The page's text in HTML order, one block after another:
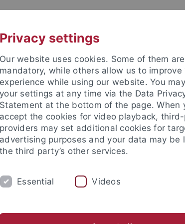
Fakultät
im Ruhestand Apl. Professoren / Adjunct
Personen
Privacy settings
Our website uses cookies. Some of them are
mandatory, while others allow us to improve
experience while using our website. You
your settings at any time via the Data
Statement at the bottom of the page. When
accept the cookies for video playback,
providers may set additional cookies for
advertising purposes and your data may be
the third party’s other services.
Essential Videos